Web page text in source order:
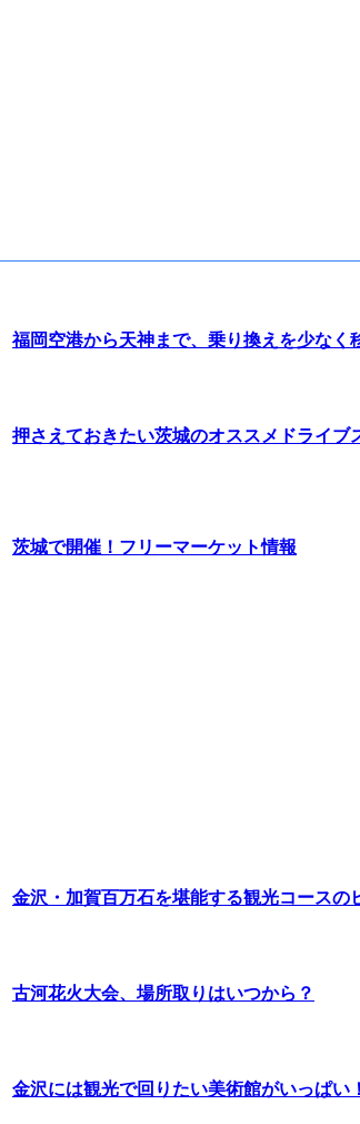
福岡空港から天神まで、乗り換えを少なく
押さえておきたい茨城のオススメドライブ
茨城で開催！フリーマーケット情報
金沢・加賀百万石を堪能する観光コースの
古河花火大会、場所取りはいつから？
金沢には観光で回りたい美術館がいっぱい